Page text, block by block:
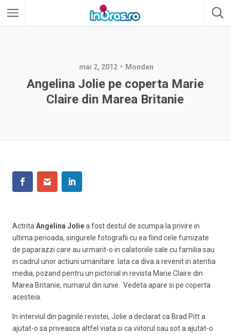
mai 2, 2012 Monden
Angelina Jolie pe coperta Marie
Claire din Marea Britanie
Actrita Angelina Joliea fost destul de scumpa la privire in
ultima perioada, singurele fotografii cu ea fiind cele furnizate
de paparazzi care au urmarit-o in calatoriile sale cu familia sau
in cadrul unor actiuni umanitare. Iata ca diva a revenit in atentia
media, pozand pentru un pictorial in revista Marie Claire din
Marea Britanie, numarul din iunie. Vedeta apare si pe coperta
acesteia.
In interviul din paginile revistei, Jolie a declarat ca Brad Pitt a
ajutat-o sa priveasca altfel viata si ca viitorul sau sot a ajutat-o